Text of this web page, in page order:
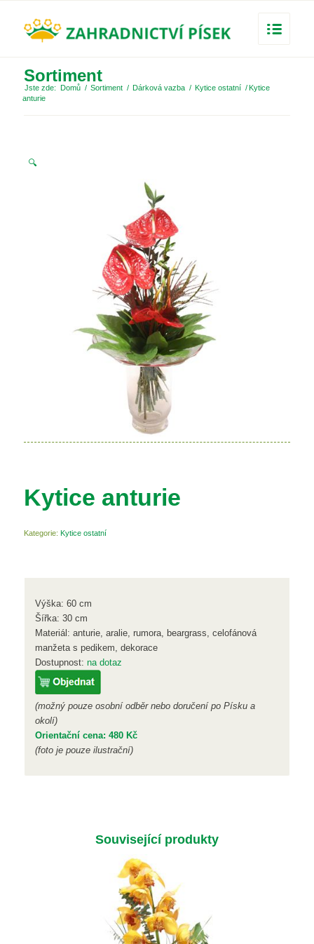
Sortiment
Jste zde: Domů / Sortiment / Dárková vazba / Kytice ostatní / Kytice
anturie
🔍
Kytice anturie
Kategorie: Kytice ostatní
Výška: 60 cm
Šířka: 30 cm
Materiál: anturie, aralie, rumora, beargrass, celofánová
manžeta s pedikem, dekorace
Dostupnost: na dotaz
(možný pouze osobní odběr nebo doručení po Písku a
okolí)
Orientační cena: 480 Kč
(foto je pouze ilustrační)
Související produkty